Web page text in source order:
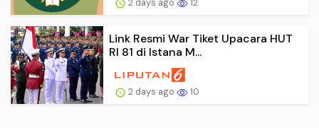
2 days ago 12
Link Resmi War Tiket Upacara HUT
RI 81 di Istana M...
2 days ago 10